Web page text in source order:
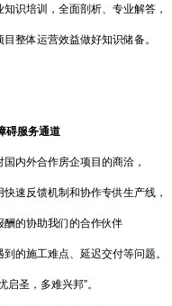
识培训，全面剖析、专业解答，
整体运营效益做好知识储备。
碍服务通道
内外合作房企项目的商洽，
速反馈机制和协作专供生产线，
的协助我们的合作伙伴
的施工难点、延迟交付等问题。
圣，多难兴邦”。